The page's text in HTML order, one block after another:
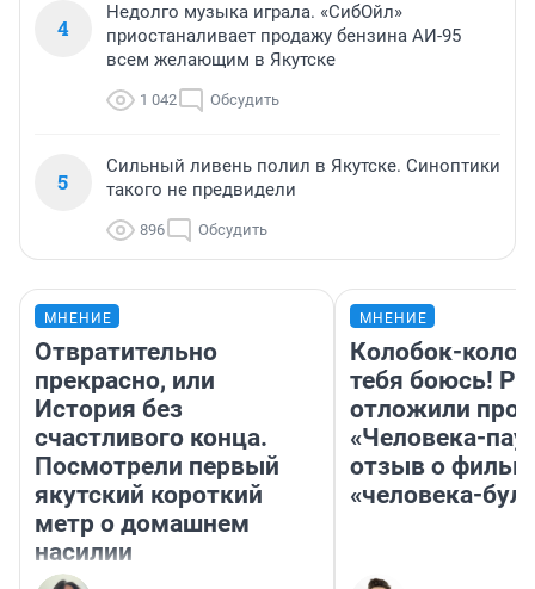
4
Недолго музыка играла. «СибОйл»
приостаналивает продажу бензина АИ-95
всем желающим в Якутске
1 042 Обсудить
5
Сильный ливень полил в Якутске. Синоптики
такого не предвидели
896 Обсудить
МНЕНИЕ
Отвратительно
прекрасно, или
История без
счастливого конца.
Посмотрели первый
якутский короткий
метр о домашнем
насилии
МНЕНИЕ
Колобок-
тебя боюсь!
отложили
«Человека-
отзыв о
«человека-